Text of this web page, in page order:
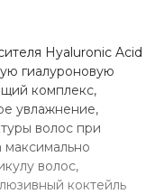
Hyaluronic Acid
гиалуроновую
комплекс,
увлажнение,
волос при
максимально
волос,
коктейль